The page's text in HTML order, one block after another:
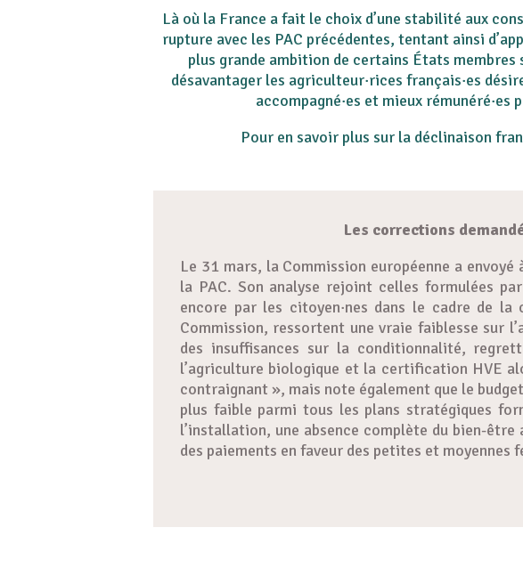
Là où la France a fait le choix d’une stabilité aux
rupture avec les PAC précédentes, tentant ainsi
plus grande ambition de certains États
désavantager les agriculteur·rices français·es
accompagné·es et mieux
Pour en savoir plus sur la déclinaison
Les corrections
Le 31 mars, la Commission européenne a
la PAC. Son analyse rejoint celles formulées
encore par les citoyen·nes dans le cadre de
Commission, ressortent une vraie faiblesse sur
des insuffisances sur la conditionnalité,
l’agriculture biologique et la certification HVE
contraignant », mais note également que le
plus faible parmi tous les plans stratégiques
l’installation, une absence complète du bien-
des paiements en faveur des petites et moyennes